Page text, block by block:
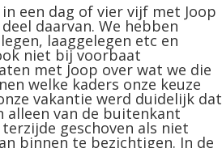
een dag of vier vijf met Joop
daarvan. We hebben
laaggelegen etc en
niet bij voorbaat
met Joop over wat we die
welke kaders onze keuze
vakantie werd duidelijk dat
alleen van de buitenkant
geschoven als niet
binnen te bezichtigen. In de